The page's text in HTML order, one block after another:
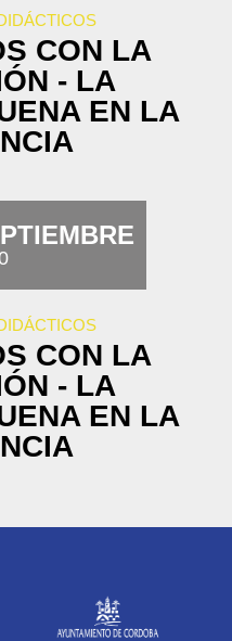
CON LA
- LA
EN LA
CON LA
- LA
EN LA